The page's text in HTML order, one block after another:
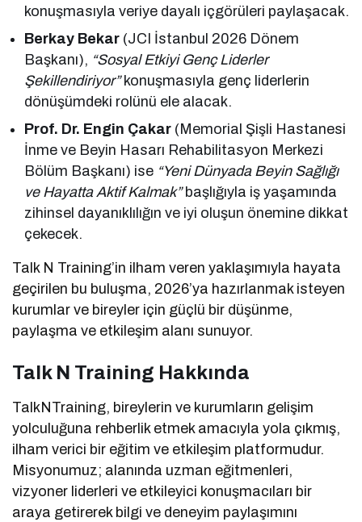
konuşmasıyla veriye dayalı içgörüleri paylaşacak.
Berkay Bekar (JCI İstanbul 2026 Dönem
Başkanı), “Sosyal Etkiyi Genç Liderler
Şekillendiriyor” konuşmasıyla genç liderlerin
dönüşümdeki rolünü ele alacak.
Prof. Dr. Engin Çakar (Memorial Şişli Hastanesi
İnme ve Beyin Hasarı Rehabilitasyon Merkezi
Bölüm Başkanı) ise “Yeni Dünyada Beyin Sağlığı
ve Hayatta Aktif Kalmak” başlığıyla iş yaşamında
zihinsel dayanıklılığın ve iyi oluşun önemine dikkat
çekecek.
Talk N Training’in ilham veren yaklaşımıyla hayata
geçirilen bu buluşma, 2026’ya hazırlanmak isteyen
kurumlar ve bireyler için güçlü bir düşünme,
paylaşma ve etkileşim alanı sunuyor.
Talk N Training Hakkında
TalkNTraining, bireylerin ve kurumların gelişim
yolculuğuna rehberlik etmek amacıyla yola çıkmış,
ilham verici bir eğitim ve etkileşim platformudur.
Misyonumuz; alanında uzman eğitmenleri,
vizyoner liderleri ve etkileyici konuşmacıları bir
araya getirerek bilgi ve deneyim paylaşımını